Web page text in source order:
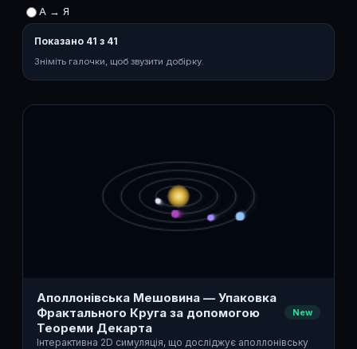
А → Я
Показано 41 з 41
Зніміть галочки, щоб звузити добірку.
Аполлонівська Мешовина — Упаковка
Фрактального Круга за допомогою
Теореми Декарта
New
Інтерактивна 2D симуляція, що досліджує аполлонівську